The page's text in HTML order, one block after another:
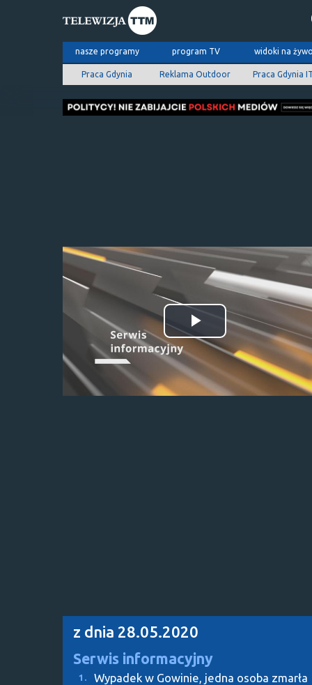
nasze programy program TV widoki na
Praca Gdynia Reklama Outdoor Praca Gdynia
Odtwórz
wideo
z dnia 28.05.2020
Serwis informacyjny
1. Wypadek w Gowinie, jedna osoba zmarła